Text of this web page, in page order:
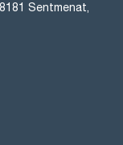
Sentmenat,